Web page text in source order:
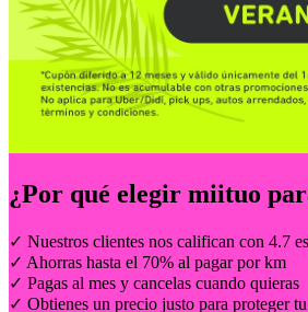
¿Por qué elegir miituo
✓ Nuestros clientes nos califican con 4.7
✓ Ahorras hasta el 70% al pagar por km
✓ Pagas al mes y cancelas cuando quieras
✓ Obtienes un precio justo para proteger